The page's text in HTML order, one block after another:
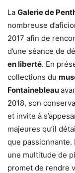
La Galerie de
nombreuse
2017 afin de
d’une séance de
en liberté. En
collections du
Fontainebleau
2018, son
et invite à
majeures qu’il
que passionnante.
une multitude de
promet de rendre